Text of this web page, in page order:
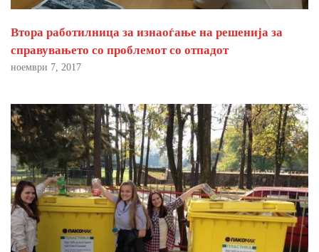
Втора работилница за изнаоѓање на решенија за
справувањето со проблемот со отпадот
ноември 7, 2017